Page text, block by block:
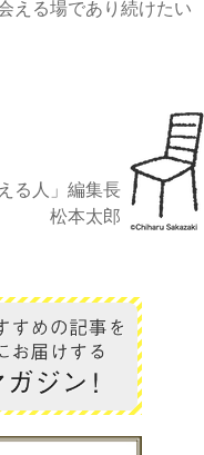
える場であり続けたい
える人」編集長
松本太郎